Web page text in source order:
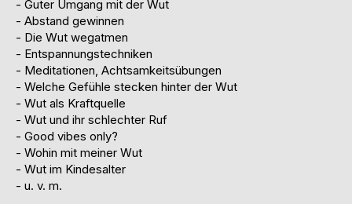
- Guter Umgang mit der Wut
- Abstand gewinnen
- Die Wut wegatmen
- Entspannungstechniken
- Meditationen, Achtsamkeitsübungen
- Welche Gefühle stecken hinter der Wut
- Wut als Kraftquelle
- Wut und ihr schlechter Ruf
- Good vibes only?
- Wohin mit meiner Wut
- Wut im Kindesalter
- u. v. m.